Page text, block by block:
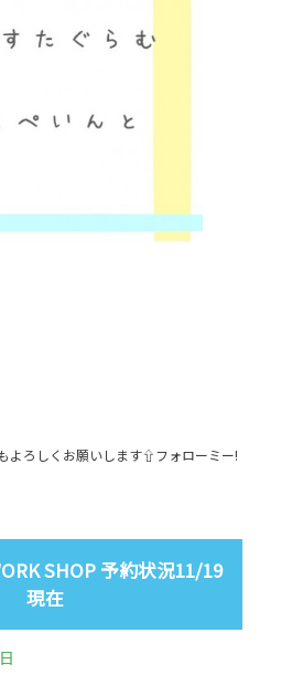
よろしくお願いします⇧フォローミー!
SHOP 予約状況11/19
現在